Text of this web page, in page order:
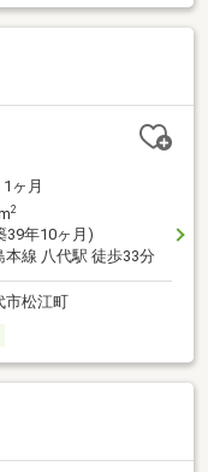
1ヶ月
2
39年10ヶ月)
本線 八代駅 徒歩33分
市松江町